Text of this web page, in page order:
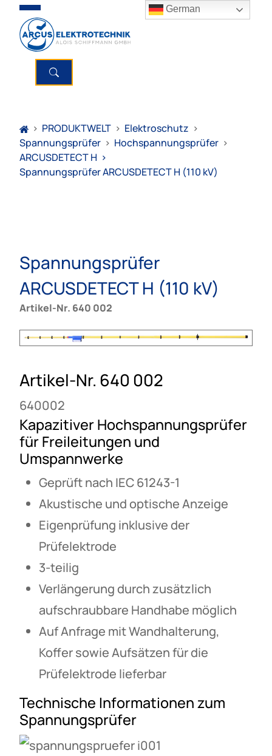
> PRODUKTWELT > Elektroschutz >
Spannungsprüfer > Hochspannungsprüfer >
ARCUSDETECT H >
Spannungsprüfer ARCUSDETECT H (110 kV)
Spannungsprüfer
ARCUSDETECT H (110 kV)
Artikel-Nr. 640 002
Artikel-Nr. 640 002
640002
Kapazitiver Hochspannungsprüfer
für Freileitungen und
Umspannwerke
Geprüft nach IEC 61243-1
Akustische und optische Anzeige
Eigenprüfung inklusive der
Prüfelektrode
3-teilig
Verlängerung durch zusätzlich
aufschraubbare Handhabe möglich
Auf Anfrage mit Wandhalterung,
Koffer sowie Aufsätzen für die
Prüfelektrode lieferbar
Technische Informationen zum
Spannungsprüfer
German